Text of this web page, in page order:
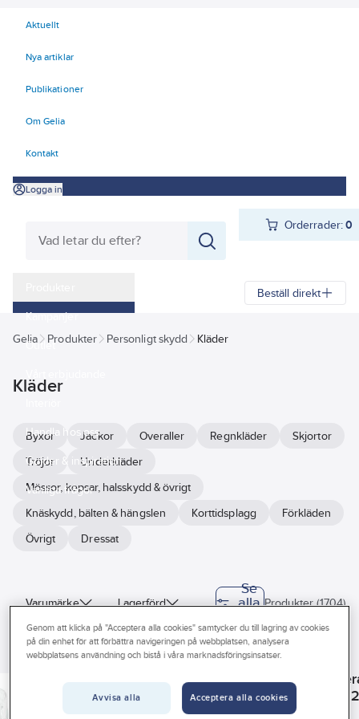
Aktuellt
Nya artiklar
Publikationer
Om Gelia
Kontakt
Logga in
Orderrader:0
Kampanjer
Outlet
Handla hos oss
Guider & inspiration
Vanliga frågor
Beställ direkt
Gelia Produkter Personligt skydd Kläder
Kläder
Byxor Jackor Overaller Regnkläder
Skjortor
Tröjor
Underkläder
Mössor, kepsar, halsskydd & övrigt
Knäskydd, bälten & hängslen
Korttidsplagg
Förkläden
Övrigt
Dressat
Varumärke Lagerförd
Har miljövarudeklaration (EPD)
Storlek
Se
alla Produkter (1704)
ACTIVEWEAR
Activewear 100
ABENA
Skoskydd Abena
1700 LPDE
154154
COMFY KNEEZE
Knäskydd
Comfy
Kneeze
Art nr: 114661
AlphaTec®
(tidigare
Art nr:
Genom att klicka på "Acceptera alla cookies" samtycker du till lagring av cookies
på din enhet för att förbättra navigeringen på webbplatsen, analysera
webbplatsens användning och bistå i våra marknadsföringsinsatser.
Avvisa alla Acceptera alla cookies